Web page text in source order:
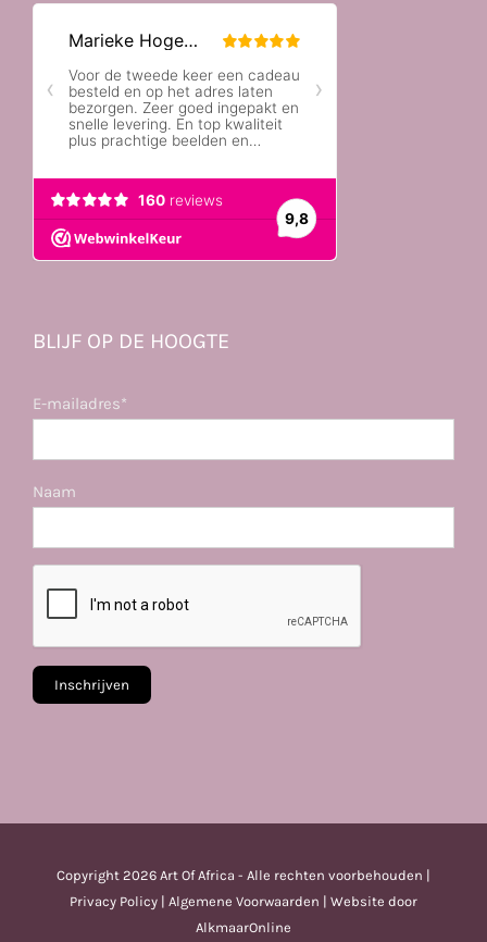
BLIJF OP DE HOOGTE
E-mailadres*
Naam
Copyright 2026 Art Of Africa - Alle rechten voorbehouden |
Privacy Policy | Algemene Voorwaarden | Website door
AlkmaarOnline